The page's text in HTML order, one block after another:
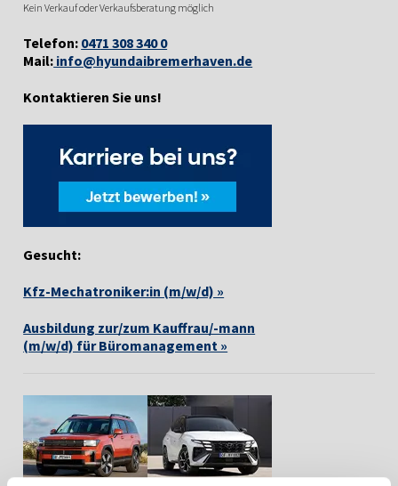
Kein Verkauf oder Verkaufsberatung möglich
Telefon: 0471 308 340 0
Mail: info@hyundaibremerhaven.de
Kontaktieren Sie uns!
Gesucht:
Kfz-Mechatroniker:in (m/w/d) »
Ausbildung zur/zum Kauffrau/-mann
(m/w/d) für Büromanagement »